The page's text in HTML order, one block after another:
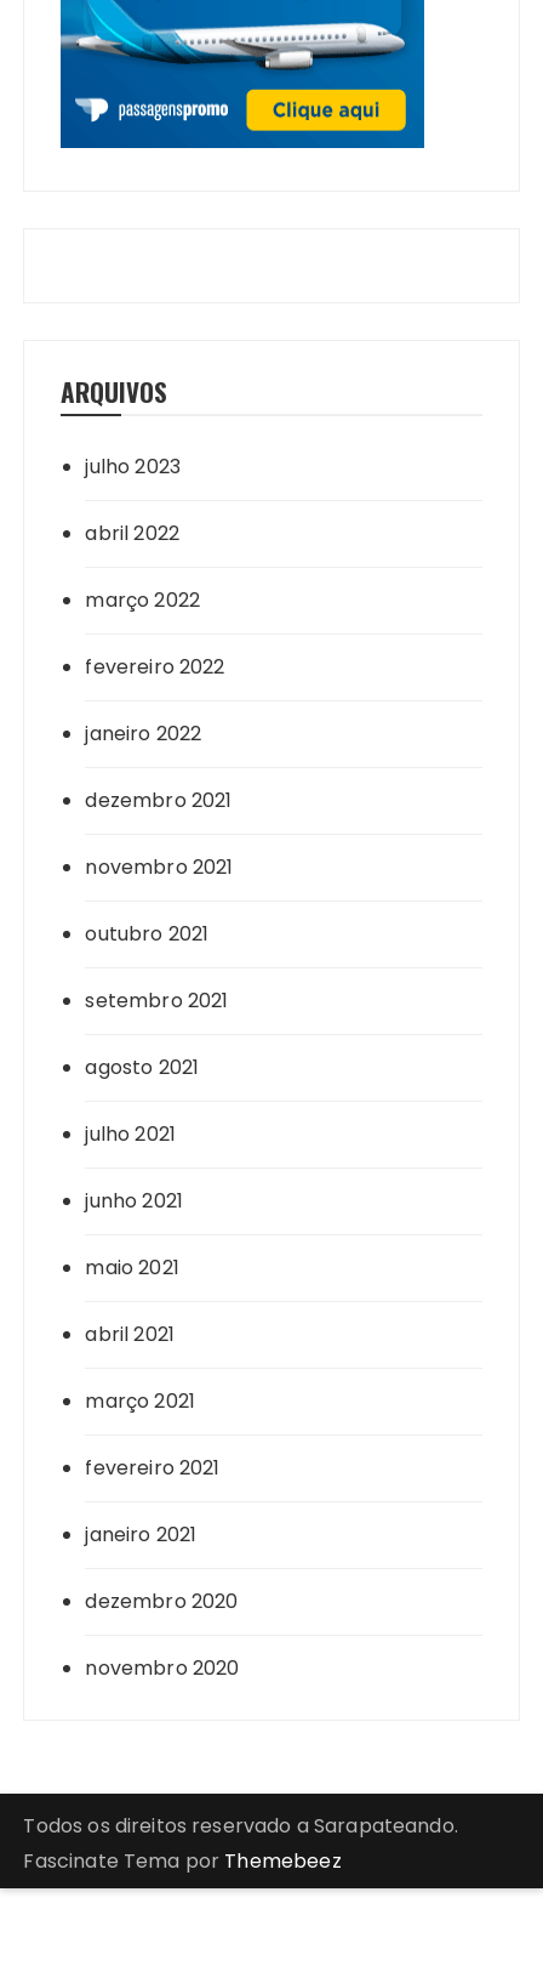
ARQUIVOS
julho 2023
abril 2022
março 2022
fevereiro 2022
janeiro 2022
dezembro 2021
novembro 2021
outubro 2021
setembro 2021
agosto 2021
julho 2021
junho 2021
maio 2021
abril 2021
março 2021
fevereiro 2021
janeiro 2021
dezembro 2020
novembro 2020
Todos os direitos reservado a Sarapateando.
Fascinate Tema por Themebeez